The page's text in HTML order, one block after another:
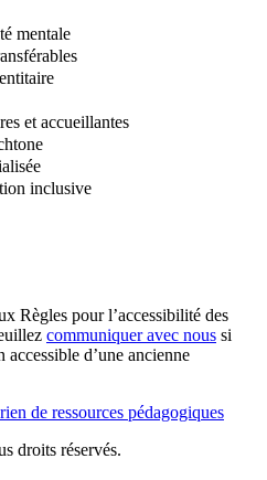
mentale
et accueillantes
inclusive
Règles pour l’accessibilité des
communiquer avec nous si
d’une ancienne
droits réservés.